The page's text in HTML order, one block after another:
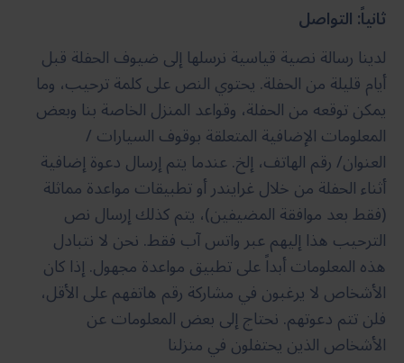
ثانياً: التواصل
لدينا رسالة نصية قياسية نرسلها إلى ضيوف الحفلة قبل
أيام قليلة من الحفلة. يحتوي النص على كلمة ترحيب، وما
يمكن توقعه من الحفلة، وقواعد المنزل الخاصة بنا وبعض
المعلومات الإضافية المتعلقة بوقوف السيارات /
العنوان/ رقم الهاتف، إلخ. عندما يتم إرسال دعوة إضافية
أثناء الحفلة من خلال غرايندر أو تطبيقات مواعدة مماثلة
(فقط بعد موافقة المضيفين)، يتم كذلك إرسال نص
الترحيب هذا إليهم عبر واتس آب فقط. نحن لا نتبادل
هذه المعلومات أبداً على تطبيق مواعدة مجهول. إذا كان
الأشخاص لا يرغبون في مشاركة رقم هاتفهم على الأقل،
فلن تتم دعوتهم. نحتاج إلى بعض المعلومات عن
الأشخاص الذين يحتفلون في منزلنا